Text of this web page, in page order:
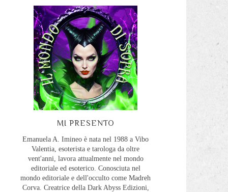
MI PRESENTO
Emanuela A. Imineo è nata nel 1988 a Vibo
Valentia, esoterista e tarologa da oltre
vent'anni, lavora attualmente nel mondo
editoriale ed esoterico. Conosciuta nel
mondo editoriale e dell'occulto come Madreh
Corva. Creatrice della Dark Abyss Edizioni,